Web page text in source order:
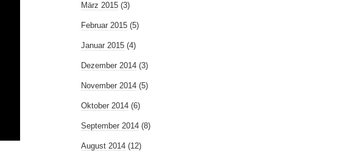
März 2015 (3)
Februar 2015 (5)
Januar 2015 (4)
Dezember 2014 (3)
November 2014 (5)
Oktober 2014 (6)
September 2014 (8)
August 2014 (12)